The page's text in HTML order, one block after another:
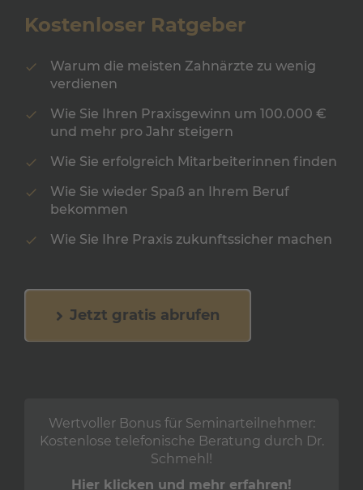
Kostenloser Ratgeber
Warum die meisten Zahnärzte zu wenig
verdienen
Wie Sie Ihren Praxisgewinn um 100.000 €
und mehr pro Jahr steigern
Wie Sie erfolgreich Mitarbeiterinnen finden
Wie Sie wieder Spaß an Ihrem Beruf
bekommen
Wie Sie Ihre Praxis zukunftssicher machen
Jetzt gratis abrufen
Wertvoller Bonus für Seminarteilnehmer:
Kostenlose telefonische Beratung durch Dr.
Schmehl!
Hier klicken und mehr erfahren!